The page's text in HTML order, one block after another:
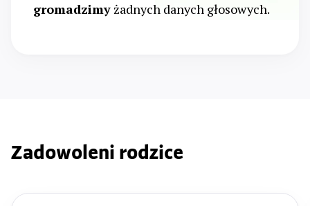
gromadzimyżadnych danych głosowych.
Zadowoleni rodzice